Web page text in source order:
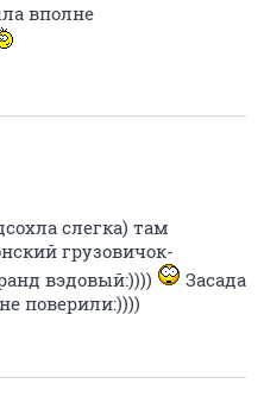
вполне
слегка) там
грузовичок-
вэдовый:))))
Засада
поверили:))))